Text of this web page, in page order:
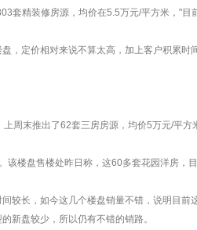
精装修房源，均价在5.5万元/平方米，"目
，定价相对来说不算太高，加上客户积累时
周末推出了62套三房房源，均价5万元/平
楼盘售楼处昨日称，这60多套花园洋房，
长，如今这几个楼盘销量不错，说明目前
新盘较少，所以仍有不错的销路。